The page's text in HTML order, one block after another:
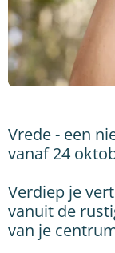
Vrede - een
vanaf 24
Verdiep je
vanuit de
van je